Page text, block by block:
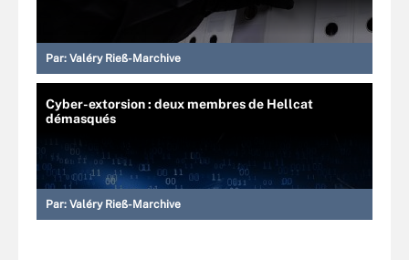
Par: Valéry Rieß-Marchive
Cyber-extorsion : deux membres de Hellcat
démasqués
Par: Valéry Rieß-Marchive